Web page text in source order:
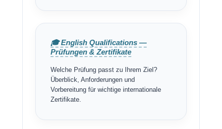
🎓 English Qualifications —
Prüfungen & Zertifikate
Welche Prüfung passt zu Ihrem Ziel?
Überblick, Anforderungen und
Vorbereitung für wichtige internationale
Zertifikate.